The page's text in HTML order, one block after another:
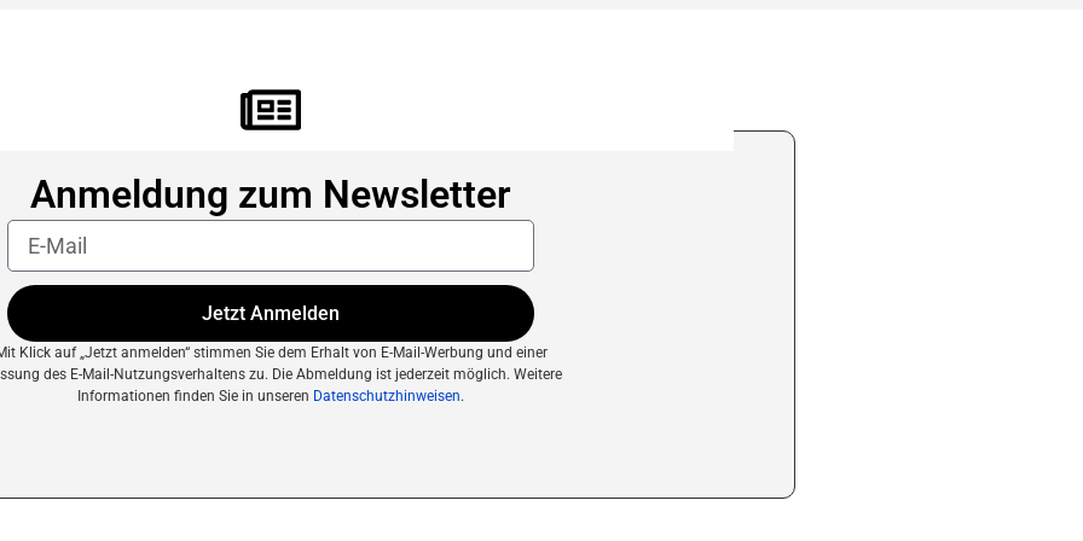
Anmeldung zum Newsletter
Jetzt Anmelden
Klick auf „Jetzt anmelden“ stimmen Sie dem Erhalt von E-Mail-Werbung und einer
des E-Mail-Nutzungsverhaltens zu. Die Abmeldung ist jederzeit möglich. Weitere
Informationen finden Sie in unseren Datenschutzhinweisen.